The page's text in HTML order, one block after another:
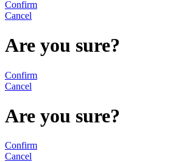
Confirm
Cancel
Are you sure?
Confirm
Cancel
Are you sure?
Confirm
Cancel